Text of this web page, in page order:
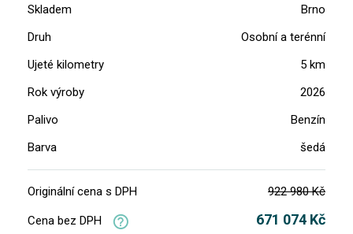
Skladem
Brno
Druh
Osobní a terénní
Ujeté kilometry
5 km
Rok výroby
2026
Palivo
Benzín
Barva
šedá
Originální cena s DPH 922 980 Kč
Cena bez DPH 671 074 Kč